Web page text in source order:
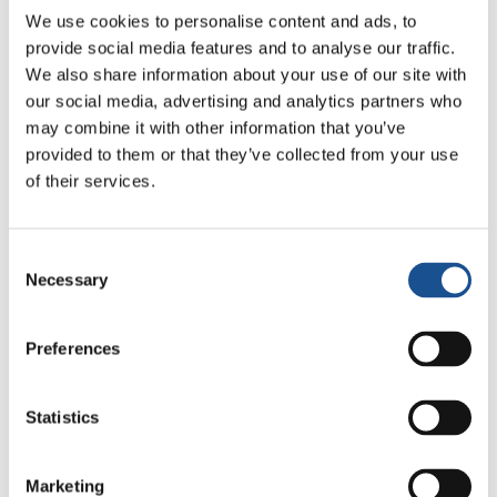
We use cookies to personalise content and ads, to
provide social media features and to analyse our traffic.
We also share information about your use of our site with
our social media, advertising and analytics partners who
may combine it with other information that you’ve
provided to them or that they’ve collected from your use
of their services.
Selection
Necessary
Preferences
Statistics
Marketing
incluidos adultos en el proyecto, impresionó
especialmente al Instituto Lixo Zero Brasil
(Instituto Cero Basura), que quiso darles un
premio muy importante, en cuando se confiere
a personas que hacen la diferencia y que son
inspiradoras para otros en este recorrido de
Estos Gen4 también participaron en una
actividad promovida por la Comunidad del
distribuir plántulas para estimular un estilo de
de los niños, Felipe, le contó a un compañero
habló en su familia. La madre entusiasmada